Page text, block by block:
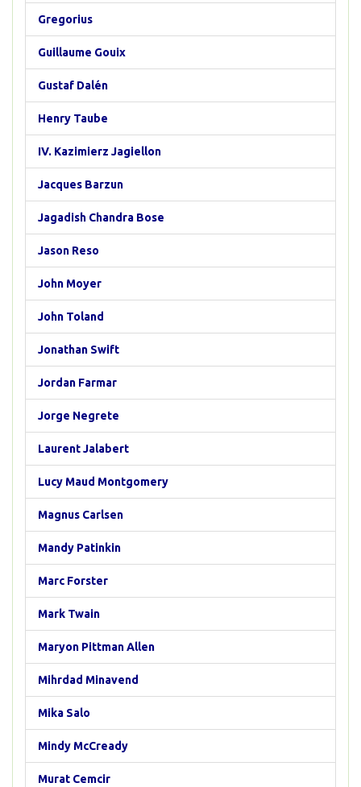
Gregorius
Guillaume Gouix
Gustaf Dalén
Henry Taube
IV. Kazimierz Jagiellon
Jacques Barzun
Jagadish Chandra Bose
Jason Reso
John Moyer
John Toland
Jonathan Swift
Jordan Farmar
Jorge Negrete
Laurent Jalabert
Lucy Maud Montgomery
Magnus Carlsen
Mandy Patinkin
Marc Forster
Mark Twain
Maryon Pittman Allen
Mihrdad Minavend
Mika Salo
Mindy McCready
Murat Cemcir